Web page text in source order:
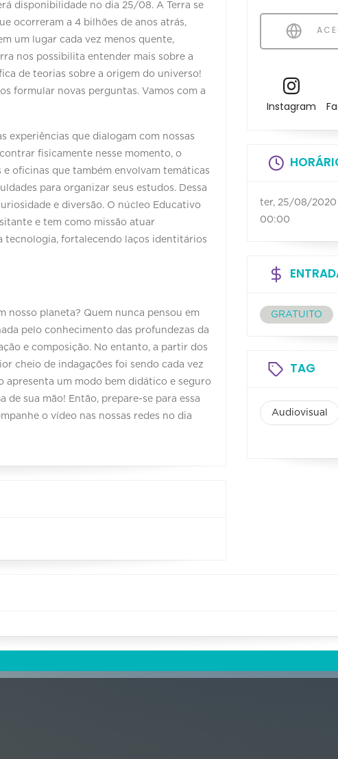
disponibilidade no dia 25/08. A Terra se
ocorreram a 4 bilhões de anos atrás,
um lugar cada vez menos quente,
nos possibilita entender mais sobre a
de teorias sobre a origem do universo!
formular novas perguntas. Vamos com a
experiências que dialogam com nossas
fisicamente nesse momento, o
oficinas que também envolvam temáticas
para organizar seus estudos. Dessa
e diversão. O núcleo Educativo
e tem como missão atuar
tecnologia, fortalecendo laços identitários
nosso planeta? Quem nunca pensou em
pelo conhecimento das profundezas da
e composição. No entanto, a partir dos
cheio de indagações foi sendo cada vez
apresenta um modo bem didático e seguro
de sua mão! Então, prepare-se para essa
o vídeo nas nossas redes no dia
Instagram
ter, 25/08/
00:00
GRATUITO
TAG
Audiovisual